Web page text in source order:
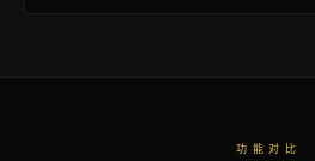
功能对比